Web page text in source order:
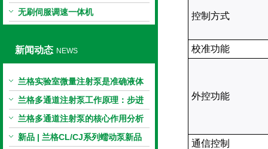
无刷伺服调速一体机
新闻动态 NEWS
兰格实验室微量注射泵是准确液体
输送的科学工具
兰格多通道注射泵工作原理：步进
电机与机械传动的协同
兰格多通道注射泵的核心作用分析
新品 | 兰格CL/CJ系列蠕动泵新品
控制方式
校准功能
外控功能
通信控制